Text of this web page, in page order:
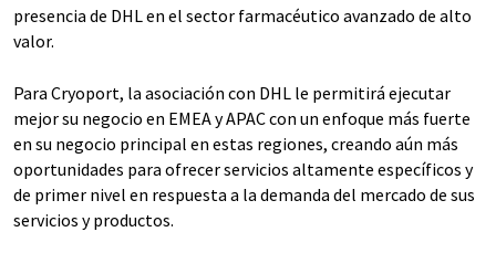
presencia de DHL en el sector farmacéutico avanzado de alto
valor.
Para Cryoport, la asociación con DHL le permitirá ejecutar
mejor su negocio en EMEA y APAC con un enfoque más fuerte
en su negocio principal en estas regiones, creando aún más
oportunidades para ofrecer servicios altamente específicos y
de primer nivel en respuesta a la demanda del mercado de sus
servicios y productos.